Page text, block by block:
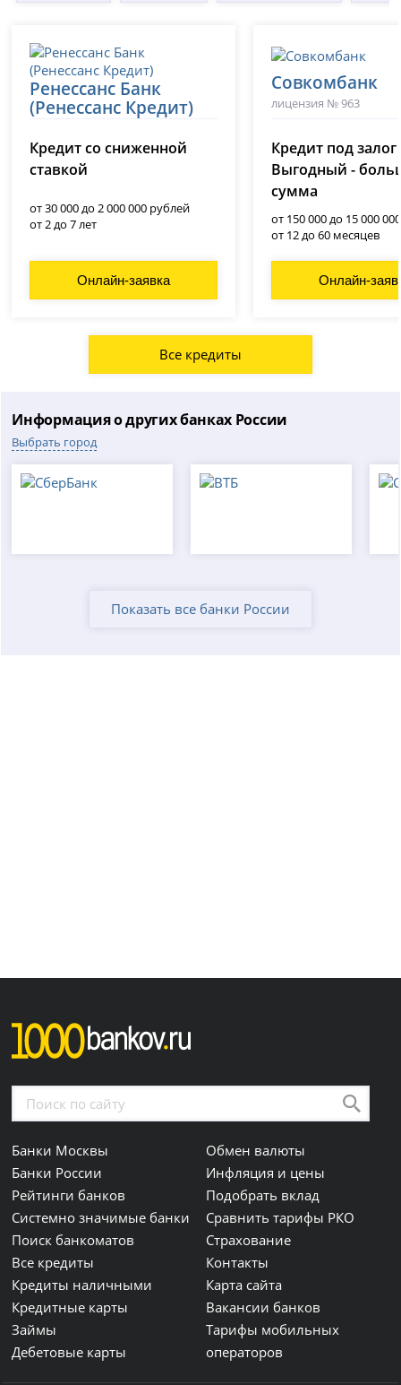
Ренессанс Банк
(Ренессанс Кредит)
Кредит со сниженной
ставкой
от 30 000 до 2 000 000 рублей
от 2 до 7 лет
Онлайн-заявка
Совкомбанк
лицензия № 963
Кредит под залог
Выгодный -
сумма
от 150 000 до 15 000
от 12 до 60 месяцев
Онлайн-
Все кредиты
Информация о других банках России
Выбрать город
Показать все банки России
Банки Москвы
Банки России
Рейтинги банков
Системно значимые банки
Поиск банкоматов
Все кредиты
Кредиты наличными
Кредитные карты
Займы
Дебетовые карты
Обмен валюты
Инфляция и цены
Подобрать вклад
Сравнить тарифы РКО
Страхование
Контакты
Карта сайта
Вакансии банков
Тарифы мобильных
операторов